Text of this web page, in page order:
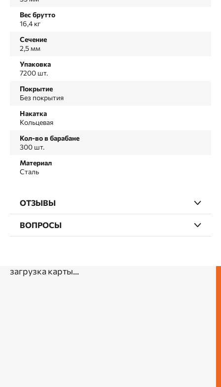
Вес брутто
16,4 кг
Сечение
2,5 мм
Упаковка
7200 шт.
Покрытие
Без покрытия
Накатка
Кольцевая
Кол-во в барабане
300 шт.
Материал
Сталь
ОТЗЫВЫ
ВОПРОСЫ
загрузка карты...